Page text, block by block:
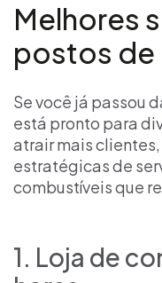
Melhores
postos de
Se você já passou
está pronto para
atrair mais
estratégicas de
combustíveis que
1. Loja de